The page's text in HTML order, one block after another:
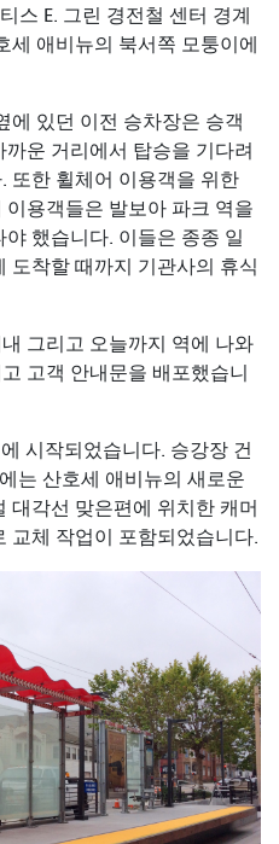
스 E. 그린 경전철 센터 경계
세 애비뉴의 북서쪽 모퉁이에
에 있던 이전 승차장은 승객
운 거리에서 탑승을 기다려
또한 휠체어 이용객을 위한
용객들은 발보아 파크 역을
했습니다. 이들은 종종 일
도착할 때까지 기관사의 휴식
그리고 오늘까지 역에 나와
고객 안내문을 배포했습니
시작되었습니다. 승강장 건
는 산호세 애비뉴의 새로운
대각선 맞은편에 위치한 캐머
교체 작업이 포함되었습니다.